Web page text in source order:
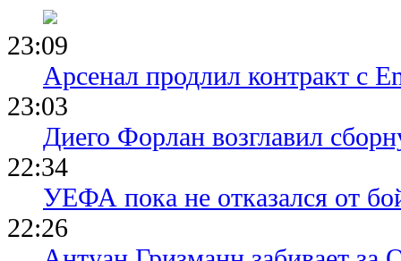
23:09
Арсенал продлил контракт с
23:03
Диего Форлан возглавил
22:34
УЕФА пока не отказался от
22:26